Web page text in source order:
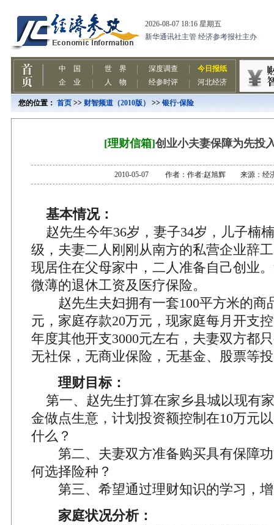
您的位置： 首页 >> 财智频道（2010版） >> 银行·保险
[理财信箱]创业小夫妻保障为先投
2010-05-07 作者：作者:赵旭辉 来源：经
基本情况：
赵先生今年36岁，妻子34岁，儿子楠
级，夫妻二人刚刚从南方的私营企业辞
现居住在父母家中，二人准备自己创业
微薄的退休工资及医疗保险。
赵先生夫妇拥有一套100平方米的商
元，家庭存款20万元，现家庭每月开支
年度其他开支3000元左右，夫妻双方都
无社保，无商业保险，无基金、股票等
理财目标：
第一、赵先生打算在家乡县城以现有
金做点生意，计划投资额控制在10万元
什么？
第二、夫妻双方准备购买具有保障功
何选择险种？
第三、希望通过理财知识的学习，增
家庭状况分析：